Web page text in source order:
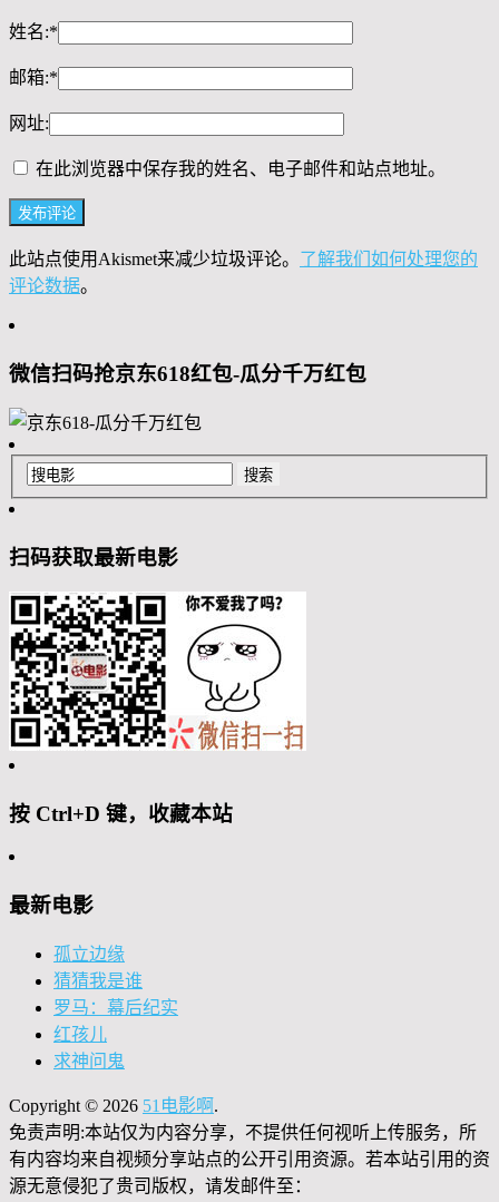
姓名:*
邮箱:*
网址:
在此浏览器中保存我的姓名、电子邮件和站点地址。
此站点使用Akismet来减少垃圾评论。 了解我们如何处理您的
评论数据。
微信扫码抢京东618红包-瓜分千万红包
扫码获取最新电影
按 Ctrl+D 键，收藏本站
最新电影
孤立边缘
猜猜我是谁
罗马：幕后纪实
红孩儿
求神问鬼
Copyright © 2026 51电影啊 .
免责声明:本站仅为内容分享，不提供任何视听上传服务，所
有内容均来自视频分享站点的公开引用资源。若本站引用的资
源无意侵犯了贵司版权，请发邮件至：